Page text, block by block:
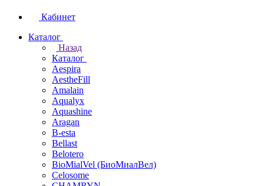
Кабинет
Каталог
Назад
Каталог
Aespira
AestheFill
Amalain
Aqualyx
Aquashine
Aragan
B-esta
Bellast
Belotero
BioMialVel (БиоМиалВел)
Celosome